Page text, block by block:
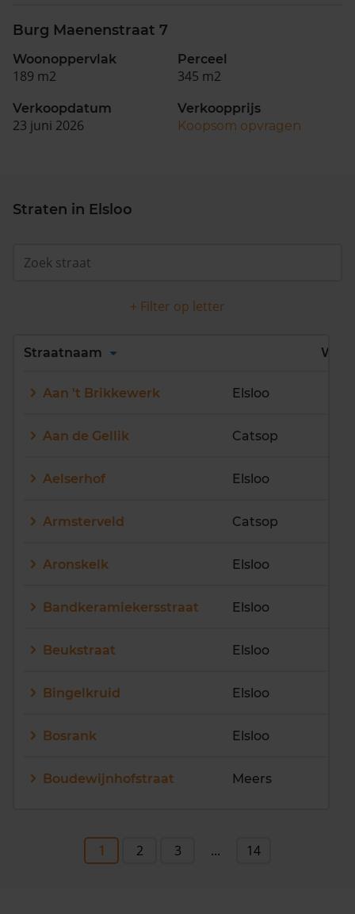
Burg Maenenstraat 7
Woonoppervlak
189 m2
Perceel
345 m2
Verkoopdatum
23 juni 2026
Verkoopprijs
Koopsom opvragen
Straten in Elsloo
+ Filter op letter
Alles
Q
R U
Straatnaam Wijk
Aan 't Brikkewerk Elsloo
Aan de Gellik Catsop
Aelserhof Elsloo
Armsterveld Catsop
Aronskelk Elsloo
Bandkeramiekersstraat Elsloo
Beukstraat Elsloo
Bingelkruid Elsloo
Bosrank Elsloo
Boudewijnhofstraat Meers
1 2 3 ... 14